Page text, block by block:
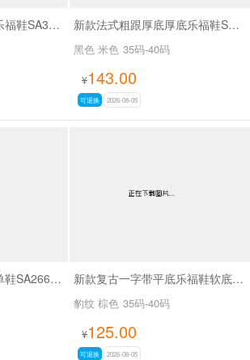
新款牛漆皮粗跟厚底乐福鞋SA3071 新款法式粗跟厚底厚底乐福鞋SA3079
黑色 米色 35码-40码
¥143.00
可退换 2026-08-05
新款漆皮平底乐福鞋单鞋SA2668-2 新款复古一字带平底乐福鞋软底豆豆鞋SA969
豹纹 棕色 35码-40码
¥125.00
可退换 2026-08-05